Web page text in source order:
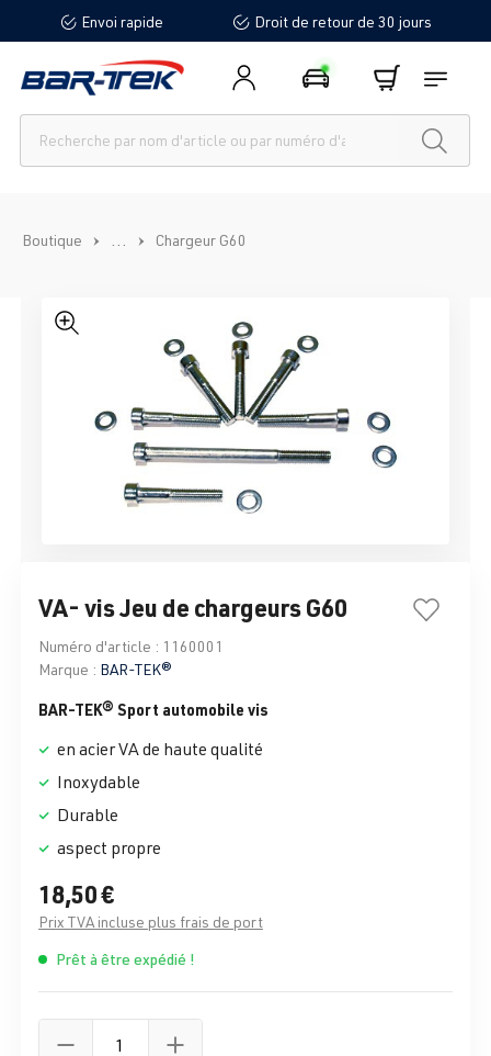
principalEnvoi rapide Droit de retour de 30 jours
Boutique ... Chargeur G60
Ignorer la galerie d'images
VA- vis Jeu de chargeurs G60
Numéro d'article : 1160001
Marque : BAR-TEK®
BAR-TEK® Sport automobile vis
en acier VA de haute qualité
Inoxydable
Durable
aspect propre
18,50 €
Prix TVA incluse plus frais de port
Prêt à être expédié !